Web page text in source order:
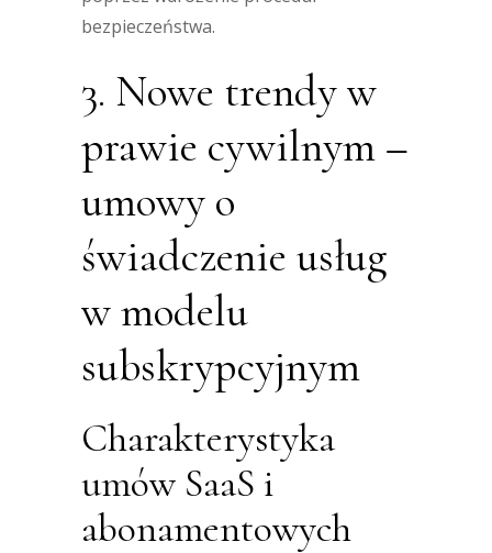
bezpieczeństwa.
3. Nowe trendy w
prawie cywilnym –
umowy o
świadczenie usług
w modelu
subskrypcyjnym
Charakterystyka
umów SaaS i
abonamentowych